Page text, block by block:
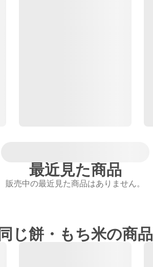
最近見た商品
販売中の最近見た商品はありません。
同じ餅・もち米の商品